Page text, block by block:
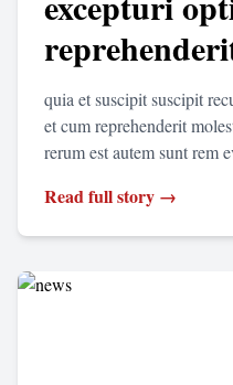
quia et suscipit suscipit
et cum reprehenderit
rerum est autem sunt rem
Read full story →